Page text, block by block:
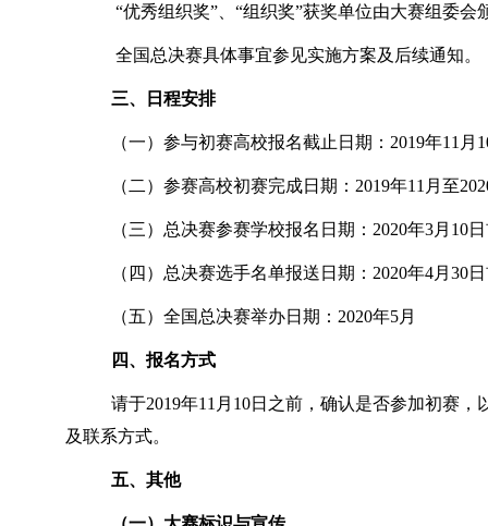
“优秀组织奖”、“组织奖”获奖单位由大赛组委会
全国总决赛具体事宜参见实施方案及后续通知。
三、日程安排
（一）参与初赛高校报名截止日期：2019年11月
（二）参赛高校初赛完成日期：2019年11月至
（三）总决赛参赛学校报名日期：2020年3月10
（四）总决赛选手名单报送日期：2020年4月30
（五）全国总决赛举办日期：2020年5月
四、报名方式
请于2019年11月10日之前，确认是否参加初赛
及联系方式。
五、其他